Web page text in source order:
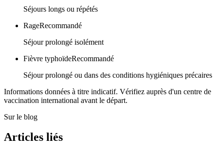
Séjours longs ou répétés
RageRecommandé
Séjour prolongé isolément
Fièvre typhoïdeRecommandé
Séjour prolongé ou dans des conditions hygiéniques précaires
Informations données à titre indicatif. Vérifiez auprès d'un centre de
vaccination international avant le départ.
Sur le blog
Articles liés